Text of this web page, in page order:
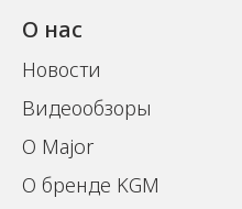
О нас
Новости
Видеообзоры
О Major
О бренде KGM